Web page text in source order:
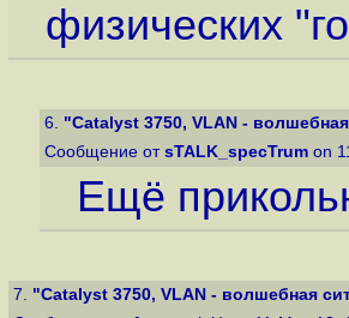
физических
6. "Catalyst 3750, VLAN -
Сообщение от sTALK_specTrum on
Ещё
7. "Catalyst 3750, VLAN - волшебная